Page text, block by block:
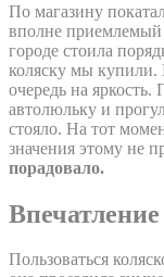
По магазину
вполне приемлемый
городе стоила
коляску мы купили.
очередь на
автолюльку и
стояло. На тот
значения этому не
порадовало.
Пользоваться